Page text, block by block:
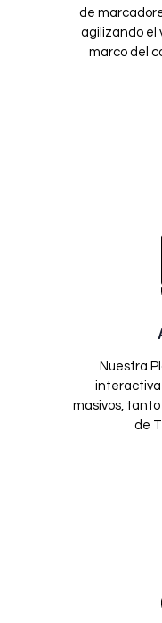
de
agilizando el
marco del
Nuestra
interactiva
masivos,
de